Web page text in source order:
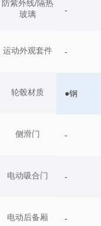
防紫外线/隔热
玻璃
运动外观套件
轮毂材质
侧滑门
电动吸合门
电动后备厢
-
-
●钢
-
-
-